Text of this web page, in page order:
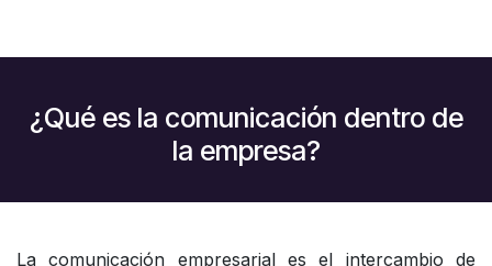
¿Qué es la comunicación dentro de
la empresa?
La comunicación empresarial es el intercambio de